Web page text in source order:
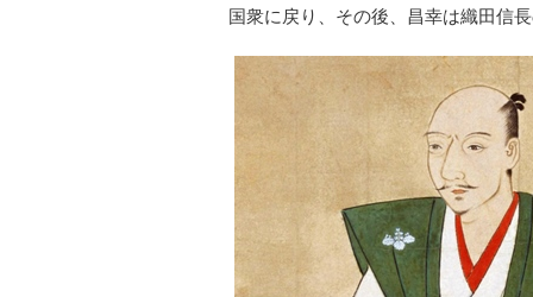
国衆に戻り、その後、昌幸は織田信